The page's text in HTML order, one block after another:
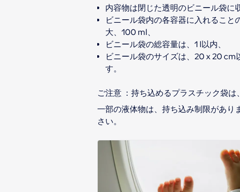
内容物は閉じた透明のビニール袋に
ビニール袋内の各容器に入れること
大、100 ml、
ビニール袋の総容量は、1 l以内、
ビニール袋のサイズは、20 x 20 cm
す。
ご注意 ：持ち込めるプラスチック袋は
一部の液体物は、持ち込み制限があり
さい。